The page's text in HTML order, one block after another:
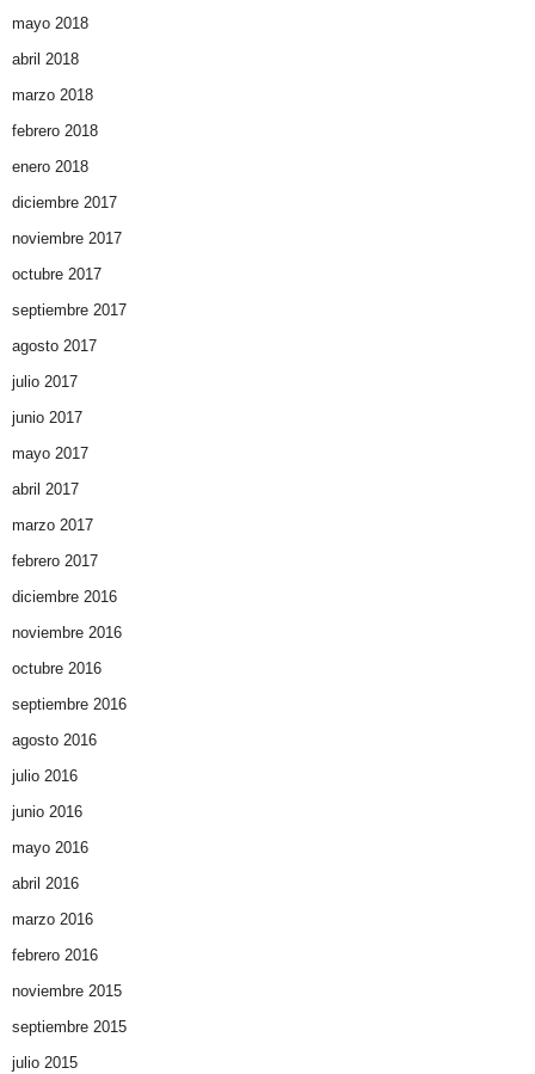
mayo 2018
abril 2018
marzo 2018
febrero 2018
enero 2018
diciembre 2017
noviembre 2017
octubre 2017
septiembre 2017
agosto 2017
julio 2017
junio 2017
mayo 2017
abril 2017
marzo 2017
febrero 2017
diciembre 2016
noviembre 2016
octubre 2016
septiembre 2016
agosto 2016
julio 2016
junio 2016
mayo 2016
abril 2016
marzo 2016
febrero 2016
noviembre 2015
septiembre 2015
julio 2015